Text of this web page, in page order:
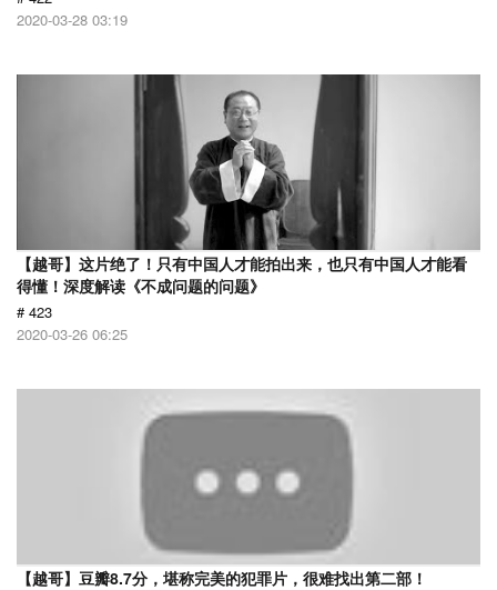
2020-03-28 03:19
【越哥】这片绝了！只有中国人才能拍出来，也只有中国人才能看
得懂！深度解读《不成问题的问题》
# 423
2020-03-26 06:25
【越哥】豆瓣8.7分，堪称完美的犯罪片，很难找出第二部！